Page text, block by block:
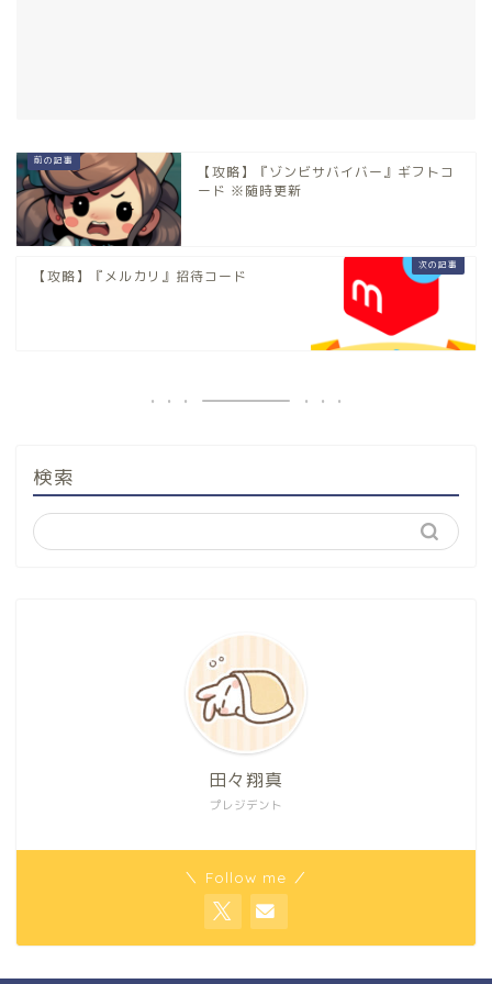
【攻略】『ゾンビサバイバー』ギフトコ
ード ※随時更新
【攻略】『メルカリ』招待コード
検索
プレジデント
田々翔真
＼ Follow me ／